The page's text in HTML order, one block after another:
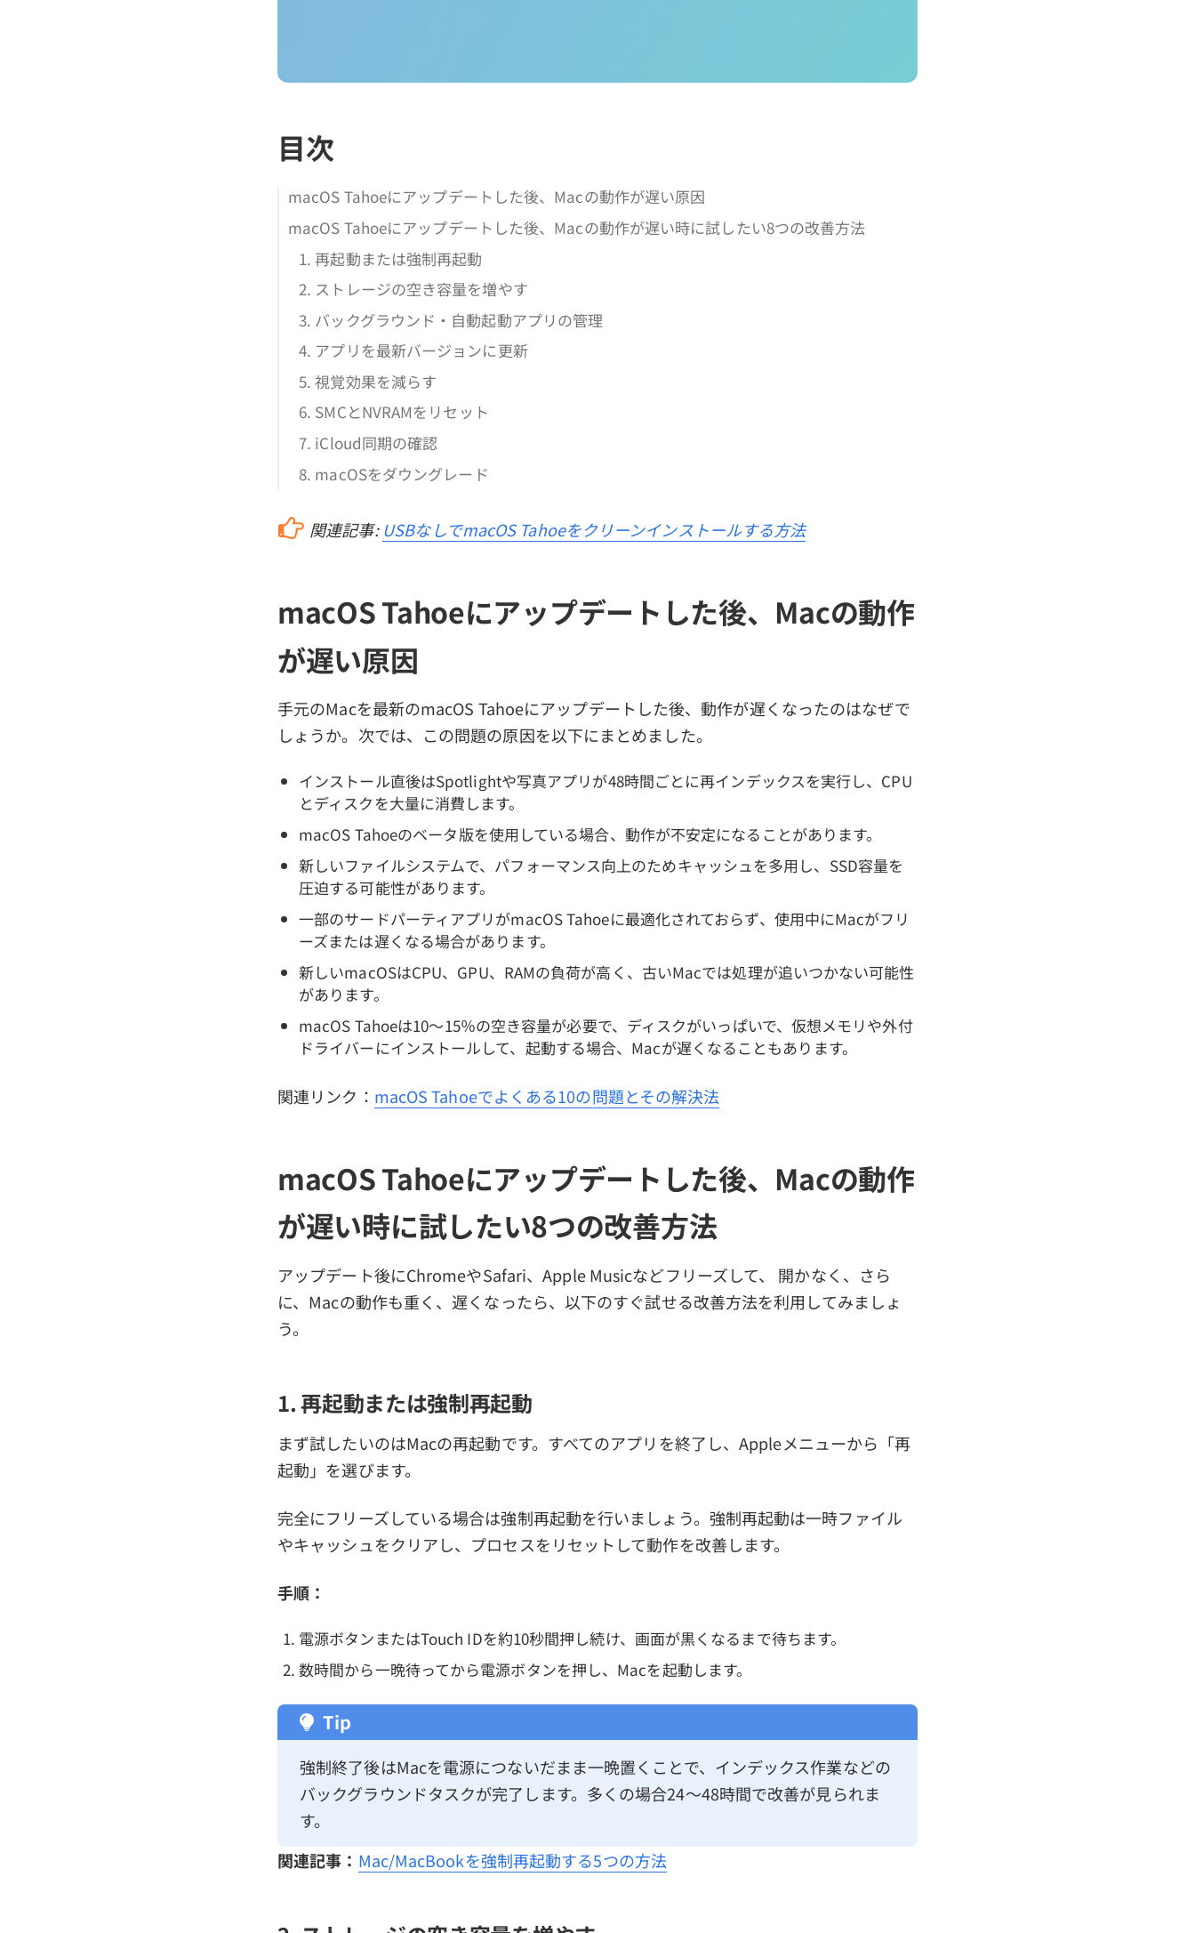
目次
macOS Tahoeにアップデートした後、Macの動作が遅い原因
macOS Tahoeにアップデートした後、Macの動作が遅い時に試したい8つの改善方法
1. 再起動または強制再起動
2. ストレージの空き容量を増やす
3. バックグラウンド・自動起動アプリの管理
4. アプリを最新バージョンに更新
5. 視覚効果を減らす
6. SMCとNVRAMをリセット
7. iCloud同期の確認
8. macOSをダウングレード
関連記事: USBなしでmacOS Tahoeをクリーンインストールする方法
macOS Tahoeにアップデートした後、Macの動作
が遅い原因
手元のMacを最新のmacOS Tahoeにアップデートした後、動作が遅くなったのはなぜで
しょうか。次では、この問題の原因を以下にまとめました。
インストール直後はSpotlightや写真アプリが48時間ごとに再インデックスを実行し、CPU
とディスクを大量に消費します。
macOS Tahoeのベータ版を使用している場合、動作が不安定になることがあります。
新しいファイルシステムで、パフォーマンス向上のためキャッシュを多用し、SSD容量を
圧迫する可能性があります。
一部のサードパーティアプリがmacOS Tahoeに最適化されておらず、使用中にMacがフリ
ーズまたは遅くなる場合があります。
新しいmacOSはCPU、GPU、RAMの負荷が高く、古いMacでは処理が追いつかない可能性
があります。
macOS Tahoeは10〜15％の空き容量が必要で、ディスクがいっぱいで、仮想メモリや外付
ドライバーにインストールして、起動する場合、Macが遅くなることもあります。
関連リンク： macOS Tahoeでよくある10の問題とその解決法
macOS Tahoeにアップデートした後、Macの動作
が遅い時に試したい8つの改善方法
アップデート後にChromeやSafari、Apple Musicなどフリーズして、 開かなく、さら
に、Macの動作も重く、遅くなったら、以下のすぐ試せる改善方法を利用してみましょ
う。
1. 再起動または強制再起動
まず試したいのはMacの再起動です。すべてのアプリを終了し、Appleメニューから「再
起動」を選びます。
完全にフリーズしている場合は強制再起動を行いましょう。強制再起動は一時ファイル
やキャッシュをクリアし、プロセスをリセットして動作を改善します。
手順：
電源ボタンまたはTouch IDを約10秒間押し続け、画面が黒くなるまで待ちます。
数時間から一晩待ってから電源ボタンを押し、Macを起動します。
Tip
強制終了後はMacを電源につないだまま一晩置くことで、インデックス作業などの
バックグラウンドタスクが完了します。多くの場合24〜48時間で改善が見られま
す。
関連記事： Mac/MacBookを強制再起動する5つの方法